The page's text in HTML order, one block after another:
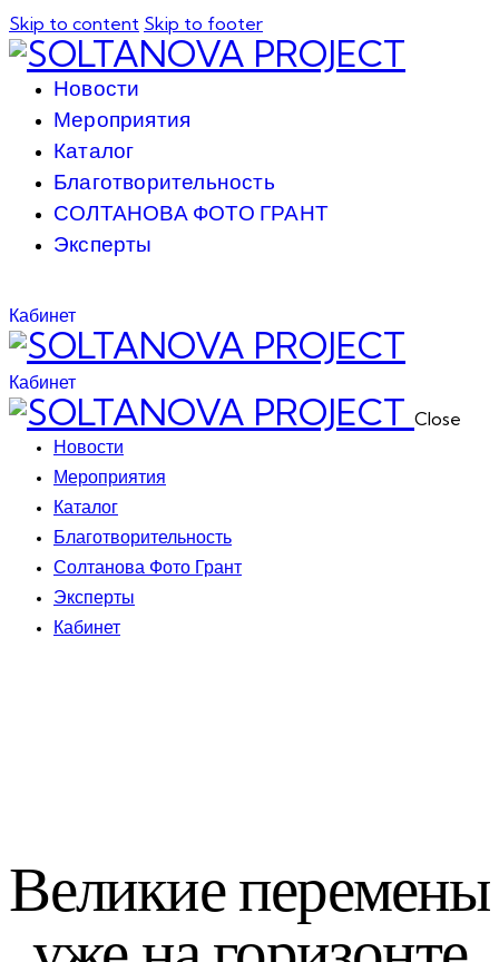
Skip to content Skip to footer
Новости
Мероприятия
Каталог
Благотворительность
СОЛТАНОВА ФОТО ГРАНТ
Эксперты
Кабинет
Кабинет
Close
Новости
Мероприятия
Каталог
Благотворительность
Солтанова Фото Грант
Эксперты
Кабинет
Великие перемены